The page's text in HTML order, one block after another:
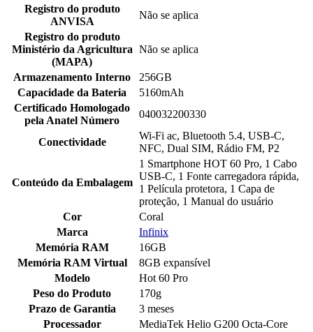
Registro do produto
ANVISA
Não se aplica
Registro do produto
Ministério da Agricultura
(MAPA)
Não se aplica
Armazenamento Interno
256GB
Capacidade da Bateria
5160mAh
Certificado Homologado
pela Anatel Número
040032200330
Conectividade
Wi-Fi ac, Bluetooth 5.4, USB-C,
NFC, Dual SIM, Rádio FM, P2
Conteúdo da Embalagem
1 Smartphone HOT 60 Pro, 1 Cabo
USB-C, 1 Fonte carregadora rápida,
1 Película protetora, 1 Capa de
proteção, 1 Manual do usuário
Cor
Coral
Marca
Infinix
Memória RAM
16GB
Memória RAM Virtual
8GB expansível
Modelo
Hot 60 Pro
Peso do Produto
170g
Prazo de Garantia
3 meses
Processador
MediaTek Helio G200 Octa-Core